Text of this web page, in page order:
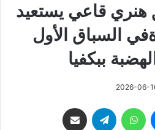
هنري قاعي يستعيد
السباق الأول
ببكفيا
2026-06-
ماسنجر واتساب تيلقرام